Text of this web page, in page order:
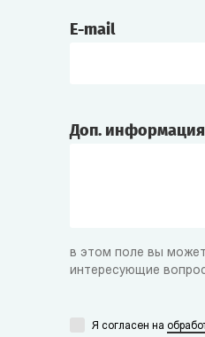
E-mail
Доп. информация
в этом поле вы
интересующие
Я согласен на